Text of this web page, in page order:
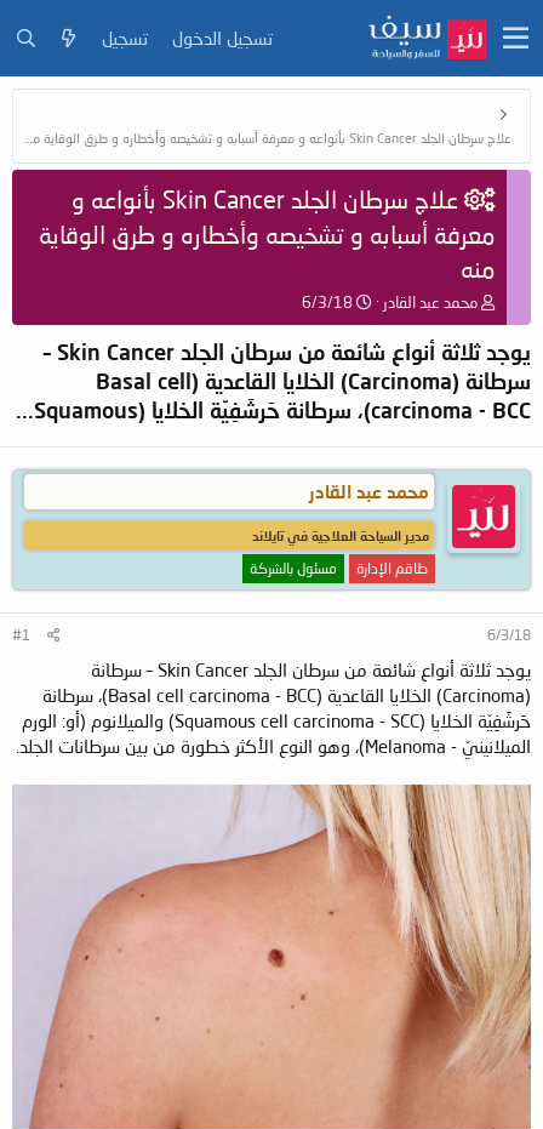
تسجيل الدخول تسجيل
علاج سرطان الجلد Skin Cancer بأنواعه و
معرفة أسبابه و تشخيصه وأخطاره و طرق الوقاية
منه
ب
ا
د
ئ
ا
و
ض
و
ع
محمد عبد القادر
ت
ا
ي
خ
ب
د
ء
6/3/18
يوجد ثلاثة أنواع شائعة من سرطان الجلد Skin Cancer –
سرطانة (Carcinoma) الخلايا القاعدية (Basal cell
carcinoma - BCC)، سرطانة حَرشَفِيّة الخلايا (Squamous...
محمد عبد القادر
مدير السياحة العلاجية في تايلاند
طاقم الإدارة مسئول بالشركة
6/3/18
#1
يوجد ثلاثة أنواع شائعة من سرطان الجلد Skin Cancer – سرطانة
(Carcinoma) الخلايا القاعدية (Basal cell carcinoma - BCC)، سرطانة
حَرشَفِيّة الخلايا (Squamous cell carcinoma - SCC) والميلانوم (أو: الورم
الميلانينيّ - Melanoma)، وهو النوع الأكثر خطورة من بين سرطانات الجلد.